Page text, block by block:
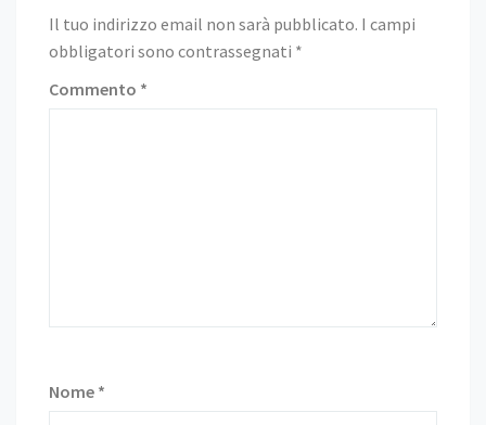
Il tuo indirizzo email non sarà pubblicato. I campi
obbligatori sono contrassegnati *
Commento *
Nome *